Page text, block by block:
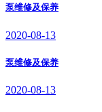
泵维修及保养
2020-08-13
泵维修及保养
2020-08-13